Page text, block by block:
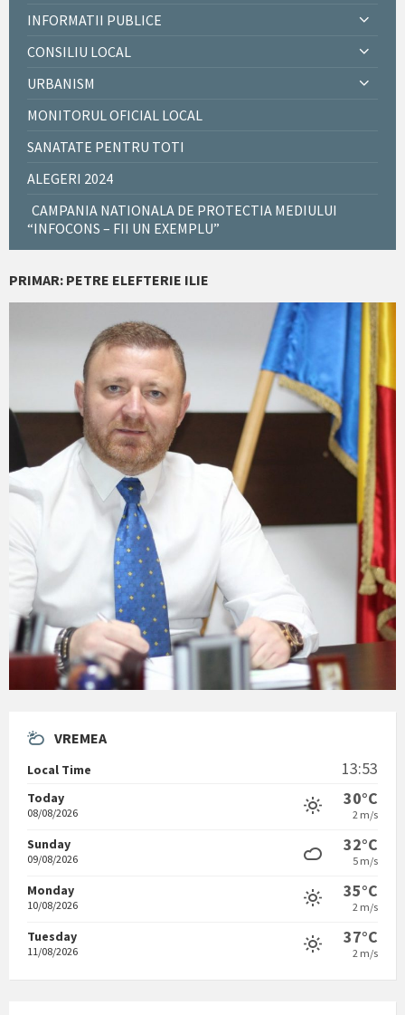
INFORMATII PUBLICE
CONSILIU LOCAL
URBANISM
MONITORUL OFICIAL LOCAL
SANATATE PENTRU TOTI
ALEGERI 2024
CAMPANIA NATIONALA DE PROTECTIA MEDIULUI
“INFOCONS – FII UN EXEMPLU”
PRIMAR: PETRE ELEFTERIE ILIE
VREMEA
Local Time 13:53
Today
08/08/2026
30°C
2 m/s
Sunday
09/08/2026
32°C
5 m/s
Monday
10/08/2026
35°C
2 m/s
Tuesday
11/08/2026
37°C
2 m/s